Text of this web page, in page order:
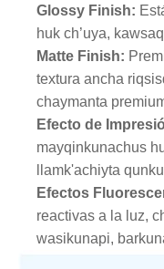
Glossy Finish:
huk ch’uya,
Matte Finish:
textura ancha
chaymanta
Efecto de
mayqinkunachus
llamk'achiyta
Efectos
reactivas a la luz,
wasikunapi,